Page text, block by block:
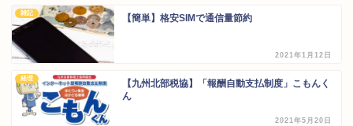
雑記 【簡単】格安SIMで通信量節約
2021年1月12日
経理
【九州北部税協】「報酬自動支払制度」こもんく
ん
2021年5月20日